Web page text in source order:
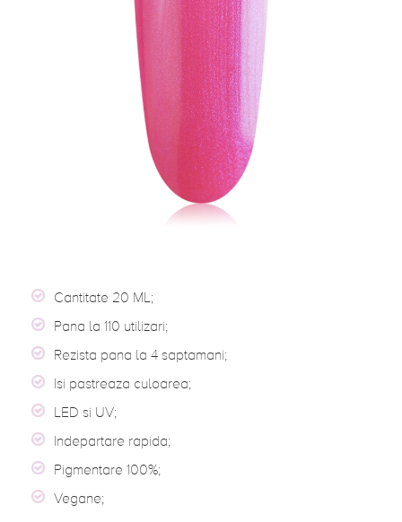
Cantitate 20 ML;
Pana la 110 utilizari;
Rezista pana la 4 saptamani;
Isi pastreaza culoarea;
LED si UV;
Indepartare rapida;
Pigmentare 100%;
Vegane;